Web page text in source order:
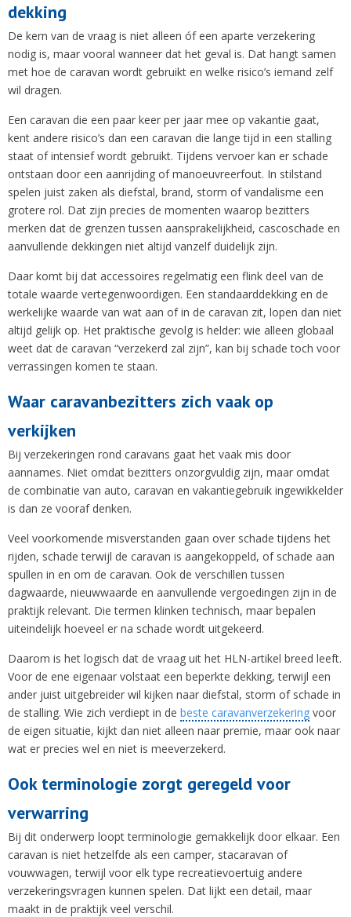
dekking
De kern van de vraag is niet alleen óf een aparte verzekering
nodig is, maar vooral wanneer dat het geval is. Dat hangt samen
met hoe de caravan wordt gebruikt en welke risico’s iemand zelf
wil dragen.
Een caravan die een paar keer per jaar mee op vakantie gaat,
kent andere risico’s dan een caravan die lange tijd in een stalling
staat of intensief wordt gebruikt. Tijdens vervoer kan er schade
ontstaan door een aanrijding of manoeuvreerfout. In stilstand
spelen juist zaken als diefstal, brand, storm of vandalisme een
grotere rol. Dat zijn precies de momenten waarop bezitters
merken dat de grenzen tussen aansprakelijkheid, cascoschade en
aanvullende dekkingen niet altijd vanzelf duidelijk zijn.
Daar komt bij dat accessoires regelmatig een flink deel van de
totale waarde vertegenwoordigen. Een standaarddekking en de
werkelijke waarde van wat aan of in de caravan zit, lopen dan niet
altijd gelijk op. Het praktische gevolg is helder: wie alleen globaal
weet dat de caravan “verzekerd zal zijn”, kan bij schade toch voor
verrassingen komen te staan.
Waar caravanbezitters zich vaak op
verkijken
Bij verzekeringen rond caravans gaat het vaak mis door
aannames. Niet omdat bezitters onzorgvuldig zijn, maar omdat
de combinatie van auto, caravan en vakantiegebruik ingewikkelder
is dan ze vooraf denken.
Veel voorkomende misverstanden gaan over schade tijdens het
rijden, schade terwijl de caravan is aangekoppeld, of schade aan
spullen in en om de caravan. Ook de verschillen tussen
dagwaarde, nieuwwaarde en aanvullende vergoedingen zijn in de
praktijk relevant. Die termen klinken technisch, maar bepalen
uiteindelijk hoeveel er na schade wordt uitgekeerd.
Daarom is het logisch dat de vraag uit het HLN-artikel breed leeft.
Voor de ene eigenaar volstaat een beperkte dekking, terwijl een
ander juist uitgebreider wil kijken naar diefstal, storm of schade in
de stalling. Wie zich verdiept in de beste caravanverzekering voor
de eigen situatie, kijkt dan niet alleen naar premie, maar ook naar
wat er precies wel en niet is meeverzekerd.
Ook terminologie zorgt geregeld voor
verwarring
Bij dit onderwerp loopt terminologie gemakkelijk door elkaar. Een
caravan is niet hetzelfde als een camper, stacaravan of
vouwwagen, terwijl voor elk type recreatievoertuig andere
verzekeringsvragen kunnen spelen. Dat lijkt een detail, maar
maakt in de praktijk veel verschil.